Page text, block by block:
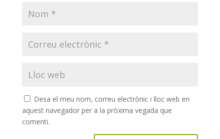
Desa el meu nom, correu electrònic i lloc web en
aquest navegador per a la pròxima vegada que
comenti.